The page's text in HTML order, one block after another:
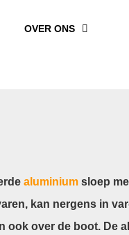
OVER ONS
aluminium sloep
kan nergens in
ook over de boot. De